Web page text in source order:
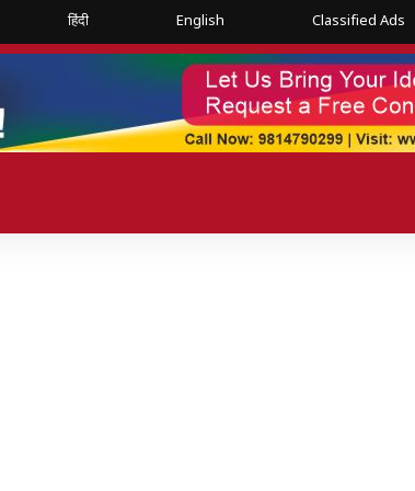
हिंदी English Classified Ads